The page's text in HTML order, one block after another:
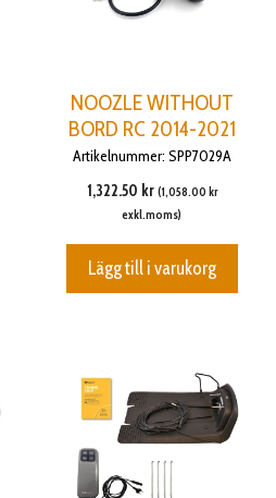
NOOZLE WITHOUT
BORD RC 2014-2021
Artikelnummer: SPP7029A
1,322.50 kr (1,058.00 kr
exkl.moms)
Lägg till i varukorg